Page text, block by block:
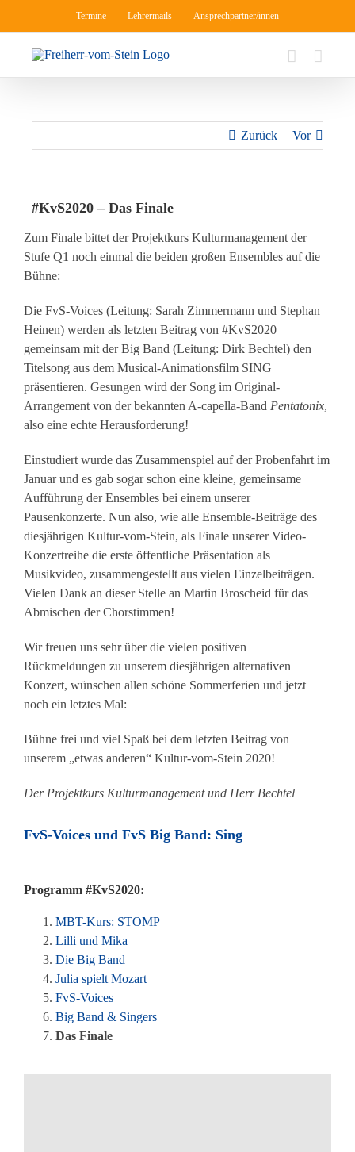
springen
Termine Lehrermails Ansprechpartner/innen
Zurück Vor
#KvS2020 – Das Finale
Zum Finale bittet der Projektkurs Kulturmanagement der
Stufe Q1 noch einmal die beiden großen Ensembles auf die
Bühne:
Die FvS-Voices (Leitung: Sarah Zimmermann und Stephan
Heinen) werden als letzten Beitrag von #KvS2020
gemeinsam mit der Big Band (Leitung: Dirk Bechtel) den
Titelsong aus dem Musical-Animationsfilm SING
präsentieren. Gesungen wird der Song im Original-
Arrangement von der bekannten A-capella-Band Pentatonix,
also eine echte Herausforderung!
Einstudiert wurde das Zusammenspiel auf der Probenfahrt im
Januar und es gab sogar schon eine kleine, gemeinsame
Aufführung der Ensembles bei einem unserer
Pausenkonzerte. Nun also, wie alle Ensemble-Beiträge des
diesjährigen Kultur-vom-Stein, als Finale unserer Video-
Konzertreihe die erste öffentliche Präsentation als
Musikvideo, zusammengestellt aus vielen Einzelbeiträgen.
Vielen Dank an dieser Stelle an Martin Broscheid für das
Abmischen der Chorstimmen!
Wir freuen uns sehr über die vielen positiven
Rückmeldungen zu unserem diesjährigen alternativen
Konzert, wünschen allen schöne Sommerferien und jetzt
noch ein letztes Mal:
Bühne frei und viel Spaß bei dem letzten Beitrag von
unserem „etwas anderen“ Kultur-vom-Stein 2020!
Der Projektkurs Kulturmanagement und Herr Bechtel
FvS-Voices und FvS Big Band: Sing
Programm #KvS2020:
MBT-Kurs: STOMP
Lilli und Mika
Die Big Band
Julia spielt Mozart
FvS-Voices
Big Band & Singers
Das Finale